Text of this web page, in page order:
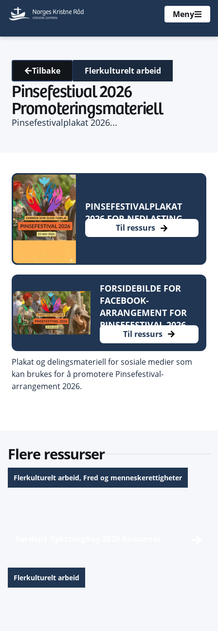
Meny
Tilbake Flerkulturelt arbeid
Pinsefestival 2026
Promoteringsmateriell
Pinsefestivalplakat 2026...
PINSEFESTIVALPLAKAT
2026 FOR NEDLASTING
Til ressurs
FORSIDEBILDE FOR
FACEBOOK-
ARRANGEMENT FOR
PINSEFESTIVAL 2026
Til ressurs
Plakat og delingsmateriell for sosiale medier som
kan brukes for å promotere Pinsefestival-
arrangement 2026.
Flere ressurser
Flerkulturelt arbeid, Fred og menneskerettigheter
Flerkulturelt arbeid